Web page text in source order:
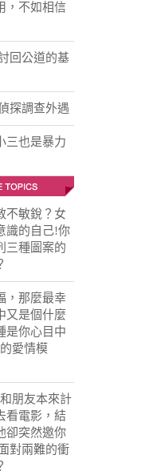
，不如相信
回公道的基
探調查外遇
三也是暴力
不敏銳？女
識的自己!你
三種圖案的
，那麼最幸
又是個什麼
是你心目中
愛情模
朋友本來計
看電影，結
卻突然邀你
對兩難的衝